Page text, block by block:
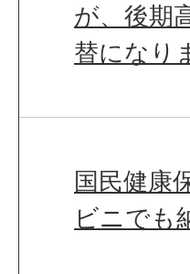
が、後期
替になり
国民健康
ビニでも